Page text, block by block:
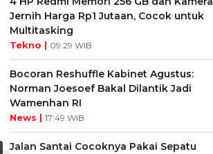
Jernih Harga Rp1 Jutaan, Cocok untuk
Multitasking
Tekno | 09:29 WIB
Bocoran Reshuffle Kabinet Agustus:
Norman Joesoef Bakal Dilantik Jadi
Wamenhan RI
News | 17:49 WIB
Jalan Santai Cocoknya Pakai Sepatu